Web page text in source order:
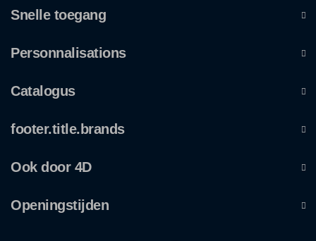
Snelle toegang
Personnalisations
Catalogus
footer.title.brands
Ook door 4D
Openingstijden